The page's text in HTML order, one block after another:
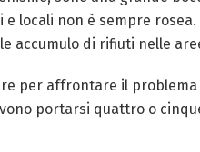
non è sempre rosea.
di rifiuti nelle
per affrontare il
portarsi quattro o